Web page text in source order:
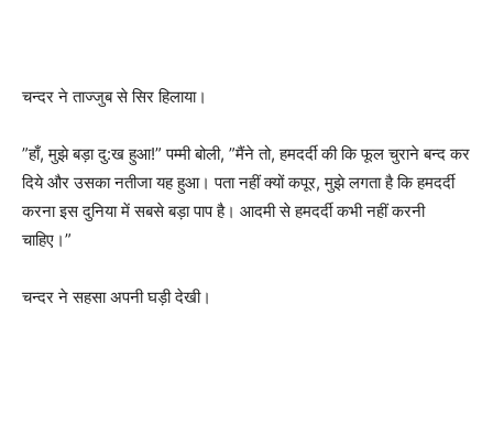
चन्दर ने ताज्जुब से सिर हिलाया।
”हाँ, मुझे बड़ा दु:ख हुआ!” पम्मी बोली, ”मैंने तो, हमदर्दी की कि फूल चुराने बन्द कर
दिये और उसका नतीजा यह हुआ। पता नहीं क्यों कपूर, मुझे लगता है कि हमदर्दी
करना इस दुनिया में सबसे बड़ा पाप है। आदमी से हमदर्दी कभी नहीं करनी
चाहिए।”
चन्दर ने सहसा अपनी घड़ी देखी।